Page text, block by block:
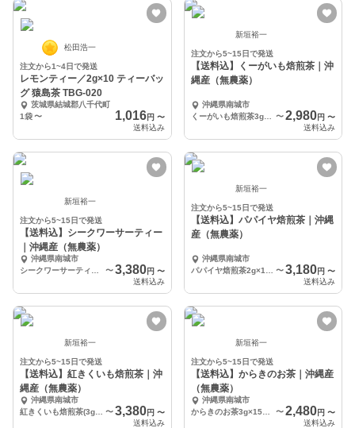
松田浩一
注文から1~4日で発送
レモンティー／2g×10 ティーバッ
グ 猿島茶 TBG-020
茨城県結城郡八千代町
1袋〜 1,016円 〜
送料込み
新垣裕一
注文から5~15日で発送
【送料込】くーがいも焙煎茶｜沖
縄産（無農薬）
沖縄県南城市
くーがいも焙煎茶3g×20p×1袋
〜2,980円 〜
送料込み
新垣裕一
注文から5~15日で発送
【送料込】シークワーサーティー
｜沖縄産（無農薬）
沖縄県南城市
〜 3,380円 〜
送料込み
新垣裕一
注文から5~15日で発送
【送料込】パパイヤ焙煎茶｜沖縄
産（無農薬）
沖縄県南城市
〜3,180円 〜
送料込み
新垣裕一
注文から5~15日で発送
【送料込】紅きくいも焙煎茶｜沖
縄産（無農薬）
沖縄県南城市
〜 3,380円 〜
送料込み
新垣裕一
注文から5~15日で発送
【送料込】からきのお茶｜沖縄産
（無農薬）
沖縄県南城市
からきのお茶3g×15p×1袋
〜2,480円 〜
送料込み